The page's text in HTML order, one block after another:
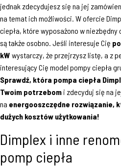
jednak zdecydujesz się na jej
na temat ich możliwości. W ofercie
ciepła, które wyposażono w
są także osobno. Jeśli interesuje Cię
kW wystarczy, że przejrzysz listę, a z
interesujący Cię model pompy ciepła
Sprawdź, która pompa ciepła
Twoim potrzebom i zdecyduj się na
na energooszczędne rozwiązanie,
dużych kosztów użytkowania!
Dimplex i inne
pomp ciepła